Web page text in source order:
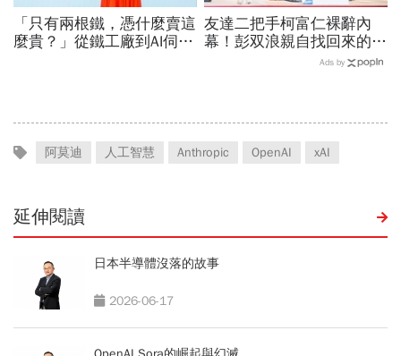
「只有兩根鐵，憑什麼賣這
麼貴？」從鐵工廠到AI伺服
友達二把手柯富仁裸辭內
幕！彭双浪親自找回來的接
班人，為何最後撕破臉？
Ads by
阿莫迪 人工智慧 Anthropic OpenAI xAI
延伸閱讀
日本半導體沒落的故事
2026-06-17